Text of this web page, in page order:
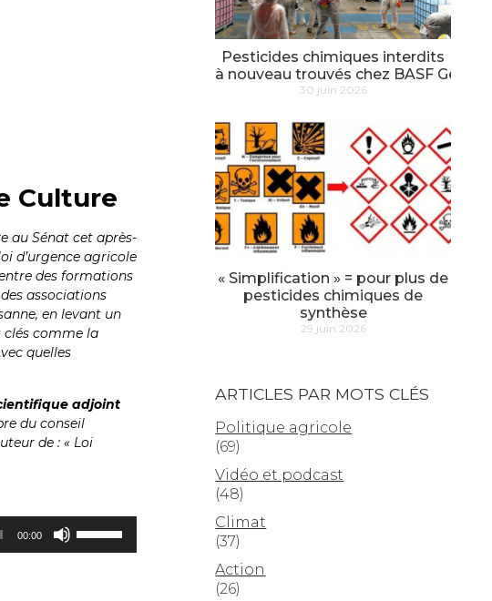
Culture
au Sénat cet après-
d’urgence agricole
des formations
associations
en levant un
clés comme la
quelles
adjoint
du conseil
de : « Loi
00:00
Pesticides chimiques interdits
à nouveau trouvés chez BASF Genay
30 juin 2026
« Simplification » = pour plus de
pesticides chimiques de
synthèse
29 juin 2026
ARTICLES PAR MOTS CLÉS
Politique agricole
(69)
Vidéo et podcast
(48)
Climat
(37)
Action
(26)